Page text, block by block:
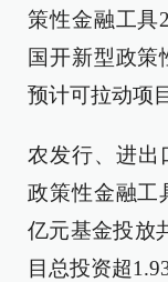
策性金融工具
国开新型政策
预计可拉动项
农发行、进出
政策性金融工
亿元基金投放
目总投资超